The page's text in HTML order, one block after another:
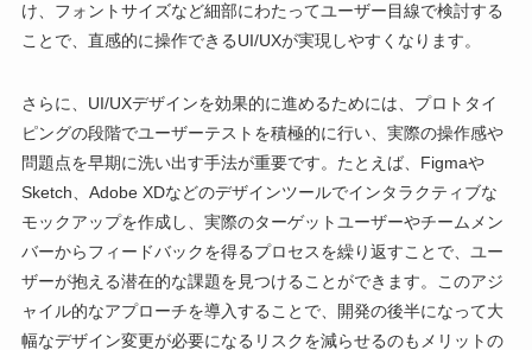
け、フォントサイズなど細部にわたってユーザー目線で検討する
ことで、直感的に操作できるUI/UXが実現しやすくなります。
さらに、UI/UXデザインを効果的に進めるためには、プロトタイ
ピングの段階でユーザーテストを積極的に行い、実際の操作感や
問題点を早期に洗い出す手法が重要です。たとえば、Figmaや
Sketch、Adobe XDなどのデザインツールでインタラクティブな
モックアップを作成し、実際のターゲットユーザーやチームメン
バーからフィードバックを得るプロセスを繰り返すことで、ユー
ザーが抱える潜在的な課題を見つけることができます。このアジ
ャイル的なアプローチを導入することで、開発の後半になって大
幅なデザイン変更が必要になるリスクを減らせるのもメリットの